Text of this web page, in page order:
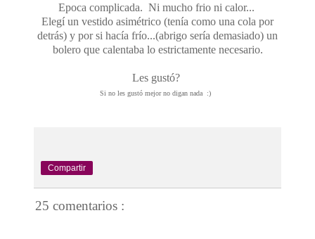
Epoca complicada. Ni mucho frio ni calor...
Elegí un vestido asimétrico (tenía como una cola por
detrás) y por si hacía frío...(abrigo sería demasiado) un
bolero que calentaba lo estrictamente necesario.
Les gustó?
Si no les gustó mejor no digan nada :)
Compartir
25 comentarios :